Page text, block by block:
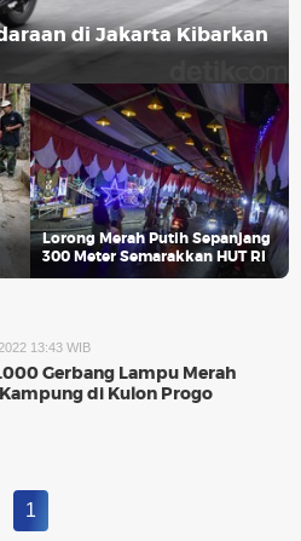
di Jakarta Kibarkan
Lorong Merah Putih Sepanjang
300 Meter Semarakkan HUT RI
13:43 WIB
Gerbang Lampu Merah
di Kulon Progo
1